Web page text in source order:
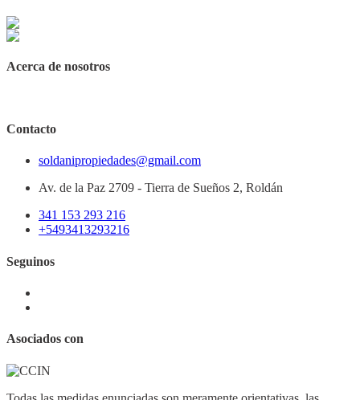
Acerca de nosotros
Contacto
soldanipropiedades@gmail.com
Av. de la Paz 2709 - Tierra de Sueños 2, Roldán
341 153 293 216
+5493413293216
Seguinos
Asociados con